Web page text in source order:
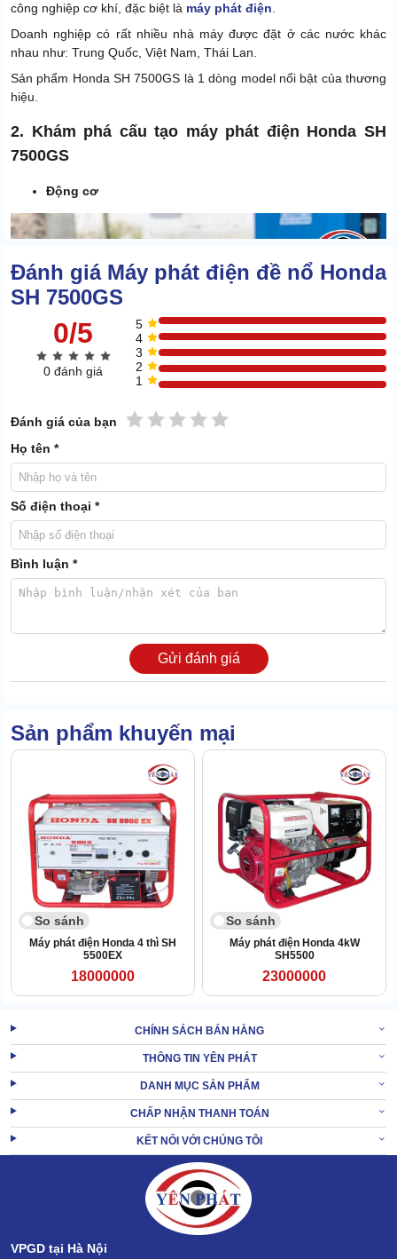
công nghiệp cơ khí, đặc biệt là máy phát điện
Doanh nghiệp có rất nhiều nhà máy được đặt ở các nước khác
nhau như: Trung Quốc, Việt Nam, Thái Lan.
Sản phẩm Honda SH 7500GS là 1 dòng model nổi bật của thương
hiệu.
2. Khám phá cấu tạo máy phát điện Honda SH
7500GS
Động cơ
Động cơ 4 thì tiên tiến, giúp tiết kiệm nhiên liệu, tạo ra ít khí thải,
thân thiện với môi trường.
Có chức năng tạo ra điện năng từ nguồn nguyên liệu được cung
cấp vào máy dựa trên 2 thành phần chính: rotor và stator.
Đảm bảo dòng điện phát ra luôn ổn định và liên tục. Ngay cả khi
có sự thay đổi về tải, tránh làm gián đoạn công việc.
Bộ phận điều khiển
Bảng điều khiển cho phép người dùng dễ dàng khởi động/ tắt máy
Đánh giá Máy phát điện đề nổ Honda
SH 7500GS
0/5
0 đánh giá
5
4
3
2
1
Đánh giá của bạn 5 sao
4 sao
3 sao
2 sao
1 sao
Họ tên *
Số điện thoại *
Bình luận *
Gửi đánh giá
Sản phẩm khuyến mại
So sánh
Máy phát điện Honda 4 thì SH
5500EX
18000000
So sánh
Máy phát điện Honda 4kW
SH5500
23000000
CHÍNH SÁCH BÁN HÀNG
THÔNG TIN YÊN PHÁT
DANH MỤC SẢN PHẨM
CHẤP NHẬN THANH TOÁN
KẾT NỐI VỚI CHÚNG TÔI
VPGD tại Hà Nội